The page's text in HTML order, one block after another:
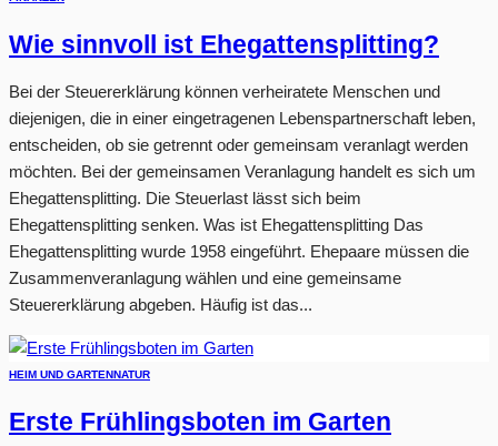
Wie sinnvoll ist Ehegattensplitting?
Bei der Steuererklärung können verheiratete Menschen und
diejenigen, die in einer eingetragenen Lebenspartnerschaft leben,
entscheiden, ob sie getrennt oder gemeinsam veranlagt werden
möchten. Bei der gemeinsamen Veranlagung handelt es sich um
Ehegattensplitting. Die Steuerlast lässt sich beim
Ehegattensplitting senken. Was ist Ehegattensplitting Das
Ehegattensplitting wurde 1958 eingeführt. Ehepaare müssen die
Zusammenveranlagung wählen und eine gemeinsame
Steuererklärung abgeben. Häufig ist das...
HEIM UND GARTEN NATUR
Erste Frühlingsboten im Garten